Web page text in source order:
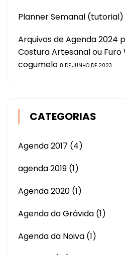
Planner Semanal (tutorial)
Arquivos de Agenda 2024
Costura Artesanal ou
cogumelo 8 DE JUNHO DE 2023
CATEGORIAS
Agenda 2017 (4)
agenda 2019 (1)
Agenda 2020 (1)
Agenda da Grávida (1)
Agenda da Noiva (1)